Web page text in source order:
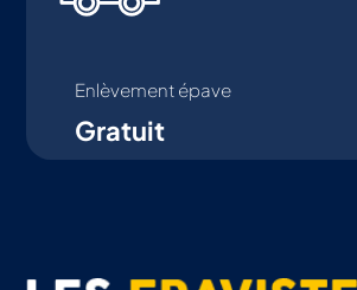
Enlèvement épave
Gratuit